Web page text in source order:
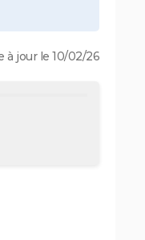
à jour le 10/02/26